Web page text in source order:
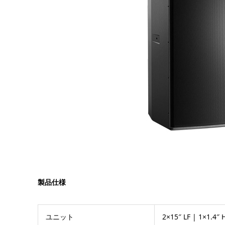
製品仕様
ユニット 2×15″ LF | 1×1.4″